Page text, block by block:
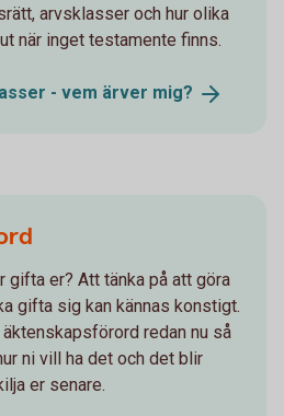
arvsklasser och hur olika
när inget testamente finns.
- vem ärver mig?
gifta er? Att tänka på att göra
gifta sig kan kännas konstigt.
redan nu så
ni vill ha det och det blir
er senare.